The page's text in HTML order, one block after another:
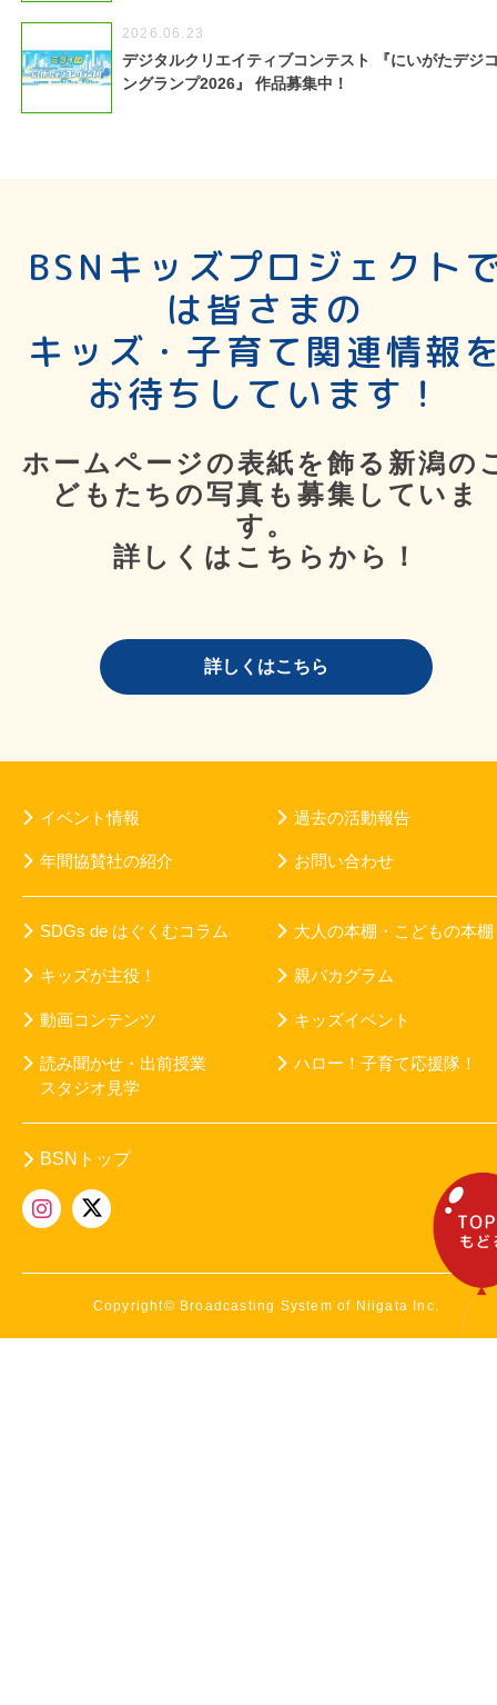
2026.06.23
デジタルクリエイティブコンテスト 『にいがたデジ
ングランプ2026』 作品募集中！
BSNキッズプロジェクト
は皆さまの
キッズ・子育て関連情報
お待ちしています！
ホームページの表紙を飾る新潟の
どもたちの写真も募集していま
す。
詳しくはこちらから！
詳しくはこちら
イベント情報 過去の活動報告
年間協賛社の紹介 お問い合わせ
SDGs de はぐくむコラム 大人の本棚・こどもの本棚
キッズが主役！ 親バカグラム
動画コンテンツ キッズイベント
読み聞かせ・出前授業
スタジオ見学
ハロー！子育て応援隊！
BSNトップ
Copyright© Broadcasting System of Niigata Inc.